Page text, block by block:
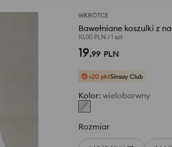
WKRÓTCE
Bawełniane koszulki z
10,00 PLN /1 szt
19,99 PLN
+20 pktSinsay Club
Kolor: wielobarwny
Rozmiar